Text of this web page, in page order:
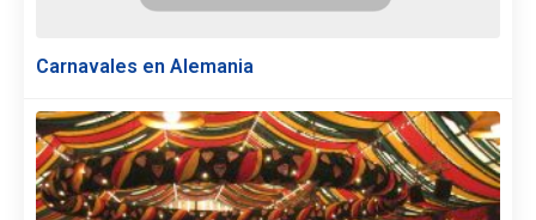
Carnavales en Alemania